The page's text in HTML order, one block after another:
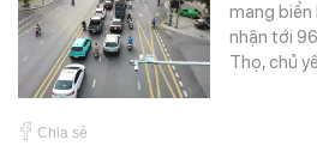
mang biển
nhận tới
Thọ, chủ
Chia sẻ